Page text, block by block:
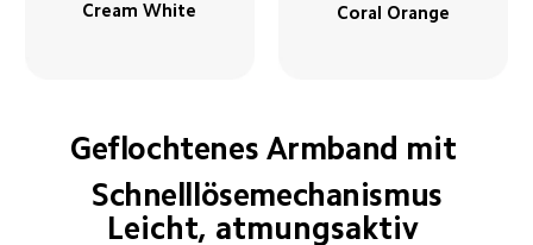
Cream White Coral Orange
Geflochtenes Armband mit
Schnelllösemechanismus
Leicht, atmungsaktiv